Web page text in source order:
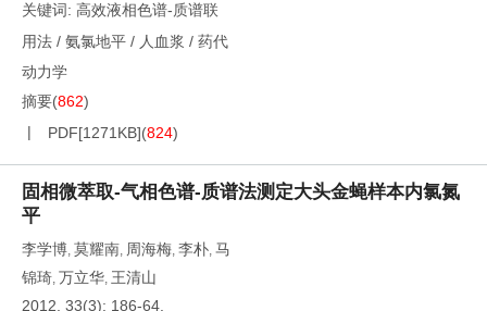
关键词: 高效液相色谱-质谱联
用法 / 氨氯地平 / 人血浆 / 药代
动力学
摘要(862)
PDF[1271KB](824)
固相微萃取-气相色谱-质谱法测定大头金蝇样本内氯氮
平
李学博, 莫耀南, 周海梅, 李朴, 马
锦琦, 万立华, 王清山
2012, 33(3): 186-64.